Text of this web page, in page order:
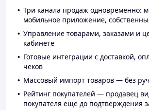
Три канала продаж одновременно:
мобильное приложение,
Управление товарами, заказами и
кабинете
Готовые интеграции с доставкой,
чеков
Массовый импорт товаров — без
Рейтинг покупателей — продавец
покупателя ещё до подтверждения